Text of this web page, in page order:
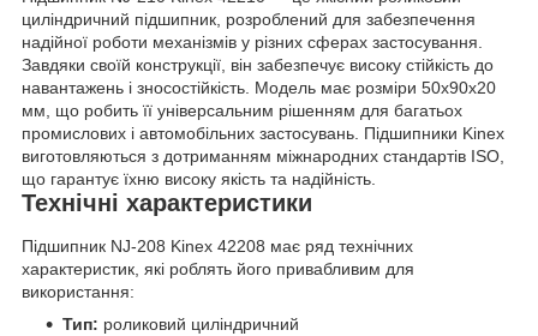
циліндричний підшипник, розроблений для забезпечення
надійної роботи механізмів у різних сферах застосування.
Завдяки своїй конструкції, він забезпечує високу стійкість до
навантажень і зносостійкість. Модель має розміри 50x90x20
мм, що робить її універсальним рішенням для багатьох
промислових і автомобільних застосувань. Підшипники Kinex
виготовляються з дотриманням міжнародних стандартів ISO,
що гарантує їхню високу якість та надійність.
Технічні характеристики
Підшипник NJ-208 Kinex 42208 має ряд технічних
характеристик, які роблять його привабливим для
використання:
Тип: роликовий циліндричний